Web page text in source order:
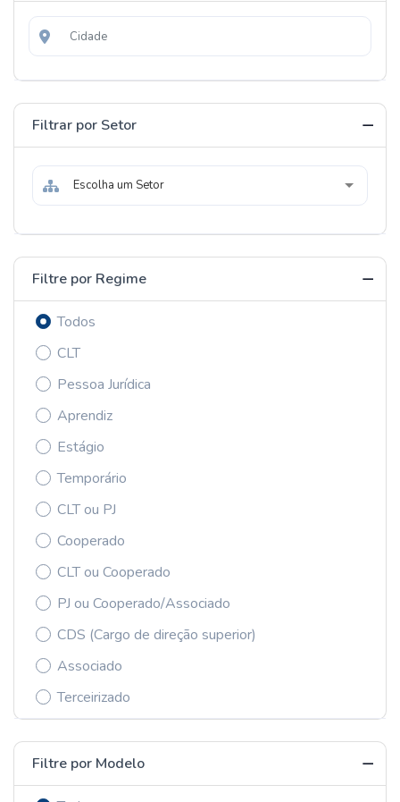
Filtrar por Setor
Escolha um Setor
Filtre por Regime
Todos
CLT
Pessoa Jurídica
Aprendiz
Estágio
Temporário
CLT ou PJ
Cooperado
CLT ou Cooperado
PJ ou Cooperado/Associado
CDS (Cargo de direção superior)
Associado
Terceirizado
Filtre por Modelo